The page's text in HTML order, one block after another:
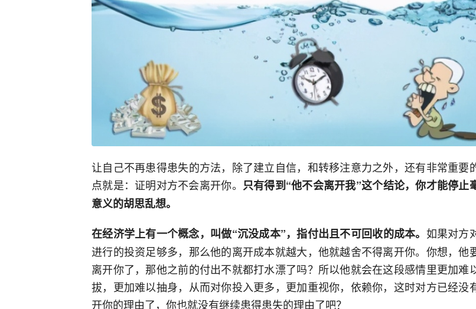
让自己不再患得患失的方法，除了建立自信，和转移注意力之外，还有非常重要
点就是：证明对方不会离开你。 只有得到“他不会离开我”这个结论，你才能停止
意义的胡思乱想。
在经济学上有一个概念，叫做“沉没成本”，指付出且不可回收的成本。 如果对方
进行的投资足够多，那么他的离开成本就越大，他就越舍不得离开你。你想，他
离开你了，那他之前的付出不就都打水漂了吗？所以他就会在这段感情里更加难
拔，更加难以抽身，从而对你投入更多，更加重视你，依赖你，这时对方已经没
开你的理由了，你也就没有继续患得患失的理由了吧？